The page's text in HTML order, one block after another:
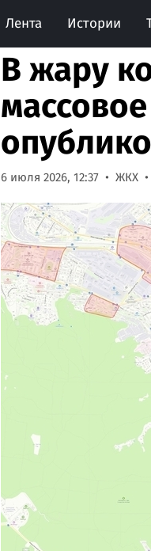
Лента Истории
В жару
6 июля 2026, 12:37 ЖКХ